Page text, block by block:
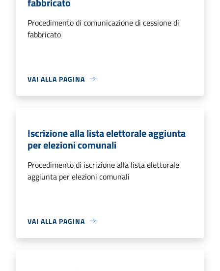
Procedimento di comunicazione di cessione di
fabbricato
VAI ALLA PAGINA
Iscrizione alla lista elettorale aggiunta
per elezioni comunali
Procedimento di iscrizione alla lista elettorale
aggiunta per elezioni comunali
VAI ALLA PAGINA